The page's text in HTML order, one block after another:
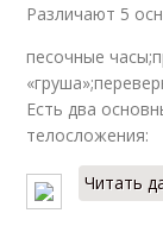
Различают 5
песочные
Есть два
телосложения:
Читать